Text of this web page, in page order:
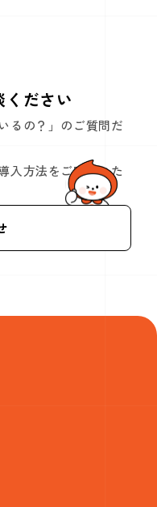
ださい
るの？」のご質問だ
入方法をご案内いた